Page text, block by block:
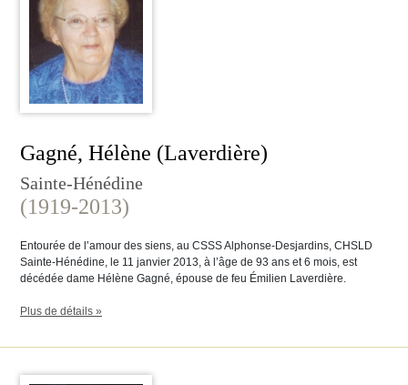
Gagné, Hélène (Laverdière)
Sainte-Hénédine
(1919-2013)
Entourée de l’amour des siens, au CSSS Alphonse-Desjardins, CHSLD
Sainte-Hénédine, le 11 janvier 2013, à l’âge de 93 ans et 6 mois, est
décédée dame Hélène Gagné, épouse de feu Émilien Laverdière.
Plus de détails »